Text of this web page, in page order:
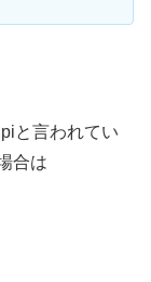
と言われてい
合は